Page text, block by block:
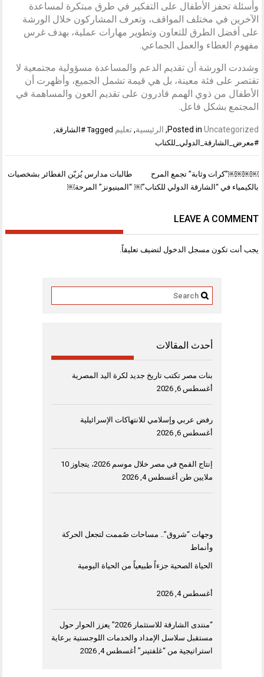
وأسئلة تحفز الأطفال على التفكير في طرق مبتكرة لمساعدة
الآخرين في مختلف المواقف، وتعرف المشاركون خلال الورشة
على أفضل الطرق للتعاون وتطوير مهارات عملية، بهدف غرس
مفهوم العطاء والعمل الجماعي.
وشددت الورشة أن تقديم الدعم والمساعدة مسؤولية مجتمعية لا
تقتصر على فئة معينة، بل هي قيمة تشمل الجميع، وأظهرت أن
الأطفال من ذوي الهمم قادرون على تقديم العون والمساهمة في
المجتمع بشكل فاعل.
Posted in Uncategorized
, الرئيسية,تعليم Tagged #الشارقة,
#معرض_الشارقة_الدولي_للكتاب
تصفّح
المقالات
طالبات مدارس يُزيّن الفطائر بشخصيات
“المينيونز” المرحة￼
￼￼￼￼”كرات وثابة” تجمع المرح
بالكيمياء في “الشارقة الدولي للكتاب”￼
LEAVE A COMMENT
يجب أنت تكون مسجل الدخول لتضيف تعليقاً.
أحدث المقالات
بنات مصر تكتب تاريخ جديد لكرة اليد المصرية
أغسطس 6, 2026
رفض عربي وإسلامي للانتهاكات الإسرائيلية
أغسطس 6, 2026
إنتاج القمح في مصر خلال موسم 2026، يتجاوز 10
ملايين طن أغسطس 4, 2026
وجهات “شروق”.. مساحات صُممت لتجعل الحركة
وأنماط
الحياة الصحية جزءاً طبيعياً من الحياة اليومية
أغسطس 4, 2026
“منتدى الشارقة للاستثمار 2026” يعزز الحوار حول
مستقبل سلاسل الإمداد والخدمات اللوجستية برعاية
استراتيجية من “غلفتينر” أغسطس 4, 2026